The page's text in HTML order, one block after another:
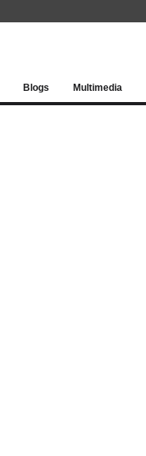
Blogs Multimedia